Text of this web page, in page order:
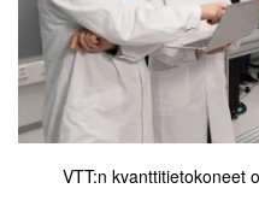
VTT:n kvanttitietokoneet